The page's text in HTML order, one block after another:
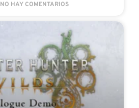
NO HAY COMENTARIOS